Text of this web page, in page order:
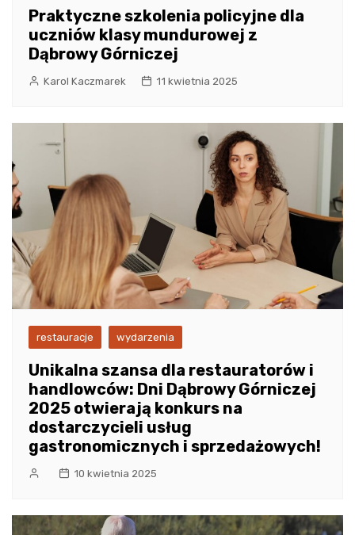
Praktyczne szkolenia policyjne dla
uczniów klasy mundurowej z
Dąbrowy Górniczej
Karol Kaczmarek 11 kwietnia 2025
restauracje wydarzenia
Unikalna szansa dla restauratorów i
handlowców: Dni Dąbrowy Górniczej
2025 otwierają konkurs na
dostarczycieli usług
gastronomicznych i sprzedażowych!
10 kwietnia 2025